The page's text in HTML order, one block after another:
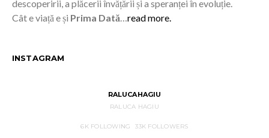
descoperirii, a plăcerii învățării și a speranței în evoluție.
Cât e viață e și Prima Dată…read more.
INSTAGRAM
RALUCAHAGIU
RALUCA HAGIU
6KFOLLOWING 33K FOLLOWERS